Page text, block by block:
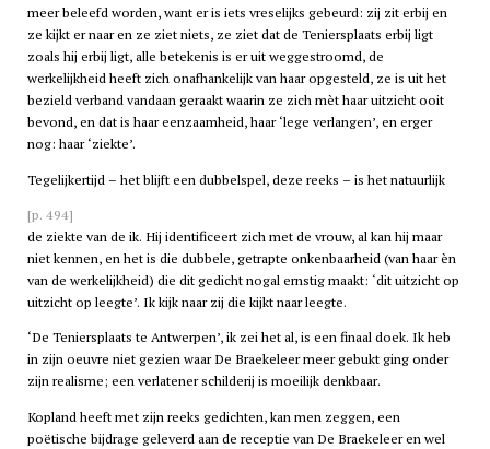
meer beleefd worden, want er is iets vreselijks gebeurd: zij zit erbij en
ze kijkt er naar en ze ziet niets, ze ziet dat de Teniersplaats erbij ligt
zoals hij erbij ligt, alle betekenis is er uit weggestroomd, de
werkelijkheid heeft zich onafhankelijk van haar opgesteld, ze is uit het
bezield verband vandaan geraakt waarin ze zich mèt haar uitzicht ooit
bevond, en dat is haar eenzaamheid, haar ‘lege verlangen’, en erger
nog: haar ‘ziekte’.
Tegelijkertijd – het blijft een dubbelspel, deze reeks – is het natuurlijk
[p. 494]
de ziekte van de ik. Hij identificeert zich met de vrouw, al kan hij maar
niet kennen, en het is die dubbele, getrapte onkenbaarheid (van haar èn
van de werkelijkheid) die dit gedicht nogal ernstig maakt: ‘dit uitzicht op
uitzicht op leegte’. Ik kijk naar zij die kijkt naar leegte.
‘De Teniersplaats te Antwerpen’, ik zei het al, is een finaal doek. Ik heb
in zijn oeuvre niet gezien waar De Braekeleer meer gebukt ging onder
zijn realisme; een verlatener schilderij is moeilijk denkbaar.
Kopland heeft met zijn reeks gedichten, kan men zeggen, een
poëtische bijdrage geleverd aan de receptie van De Braekeleer en wel